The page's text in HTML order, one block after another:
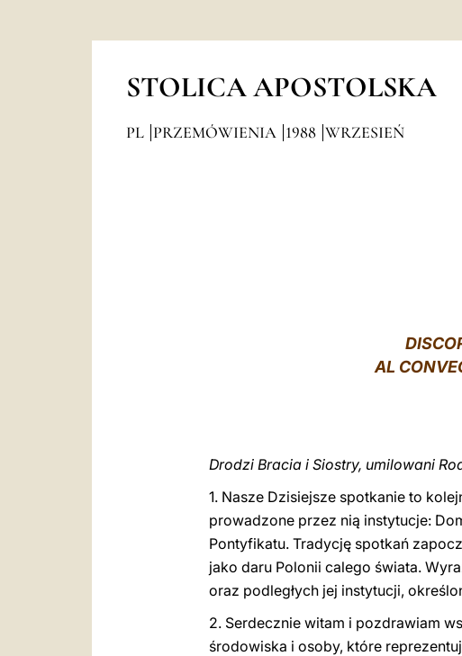
STOLICA APOSTOLSKA
PL PRZEMÓWIENIA 1988 WRZESIEŃ
AL
Drodzi Bracia i Siostry, umilowani
1. Nasze Dzisiejsze spotkanie to
prowadzone przez nią instytucje:
Pontyfikatu. Tradycję spotkań
jako daru Polonii calego świata.
oraz podległych jej instytucji,
2. Serdecznie witam i pozdrawiam
środowiska i osoby, które